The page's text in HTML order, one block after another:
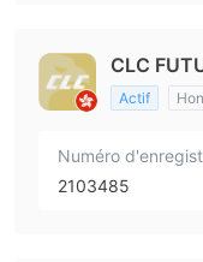
CLC
Actif
Numéro
2103485